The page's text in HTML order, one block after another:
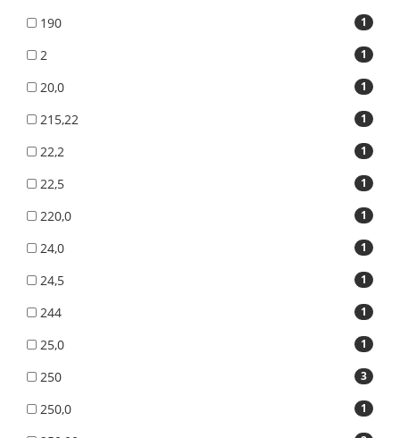
1
190
1
2
1
20,0
1
215,22
1
22,2
1
22,5
1
220,0
1
24,0
1
24,5
1
244
1
25,0
3
250
1
250,0